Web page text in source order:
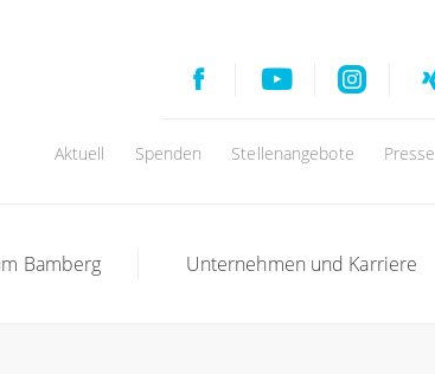
Aktuell Spenden Stellenangebote Presse
Bamberg Unternehmen und Karriere